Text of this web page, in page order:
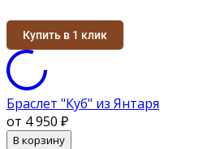
Купить в 1 клик
Браслет "Куб" из Янтаря
от 4 950 ₽
В корзину